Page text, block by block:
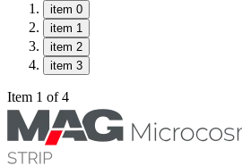
item 0
item 1
item 2
item 3
Item 1 of 4